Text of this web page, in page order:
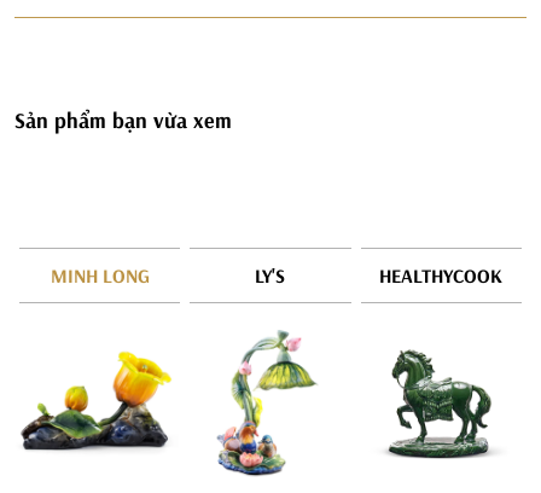
Sản phẩm bạn vừa xem
MINH LONG LY'S HEALTHYCOOK